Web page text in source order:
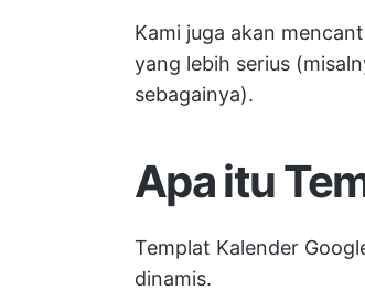
Kami juga akan
yang lebih serius
sebagainya).
Apa itu
Templat Kalender
dinamis.